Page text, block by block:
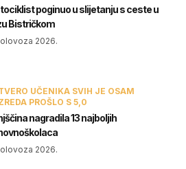
poginuo u slijetanju s ceste u
Bistričkom
2026.
UČENIKA SVIH JE OSAM
PROŠLO S 5,0
nagradila 13 najboljih
2026.